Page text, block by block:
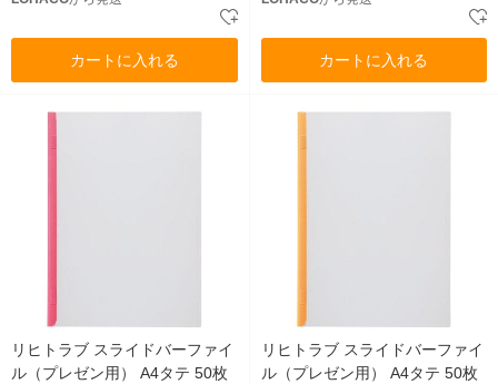
カートに入れる カートに入れる
リヒトラブ スライドバーファイ
ル（プレゼン用） A4タテ 50枚
リヒトラブ スライドバーファイ
ル（プレゼン用） A4タテ 50枚